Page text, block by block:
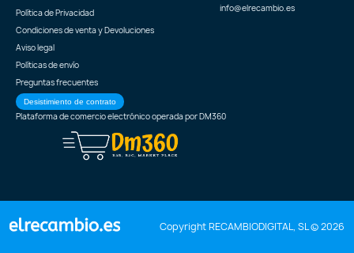
Política de Privacidad
Condiciones de venta y Devoluciones
Aviso legal
Políticas de envío
Preguntas frecuentes
Desistimiento de contrato
info@elrecambio.es
Plataforma de comercio electrónico operada porDM360
Copyright RECAMBIODIGITAL, SL © 2026